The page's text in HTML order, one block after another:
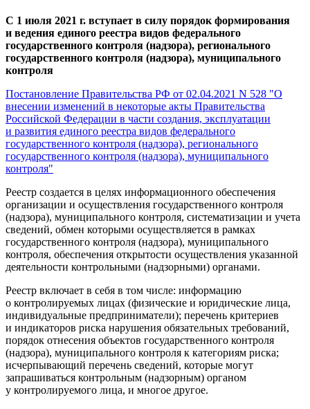
С 1 июля 2021 г. вступает в силу порядок формирования
и ведения единого реестра видов федерального
государственного контроля (надзора), регионального
государственного контроля (надзора), муниципального
контроля
Постановление Правительства РФ от 02.04.2021 N 528 "О
внесении изменений в некоторые акты Правительства
Российской Федерации в части создания, эксплуатации
и развития единого реестра видов федерального
государственного контроля (надзора), регионального
государственного контроля (надзора), муниципального
контроля"
Реестр создается в целях информационного обеспечения
организации и осуществления государственного контроля
(надзора), муниципального контроля, систематизации и учета
сведений, обмен которыми осуществляется в рамках
государственного контроля (надзора), муниципального
контроля, обеспечения открытости осуществления указанной
деятельности контрольными (надзорными) органами.
Реестр включает в себя в том числе: информацию
о контролируемых лицах (физические и юридические лица,
индивидуальные предприниматели); перечень критериев
и индикаторов риска нарушения обязательных требований,
порядок отнесения объектов государственного контроля
(надзора), муниципального контроля к категориям риска;
исчерпывающий перечень сведений, которые могут
запрашиваться контрольным (надзорным) органом
у контролируемого лица, и многое другое.